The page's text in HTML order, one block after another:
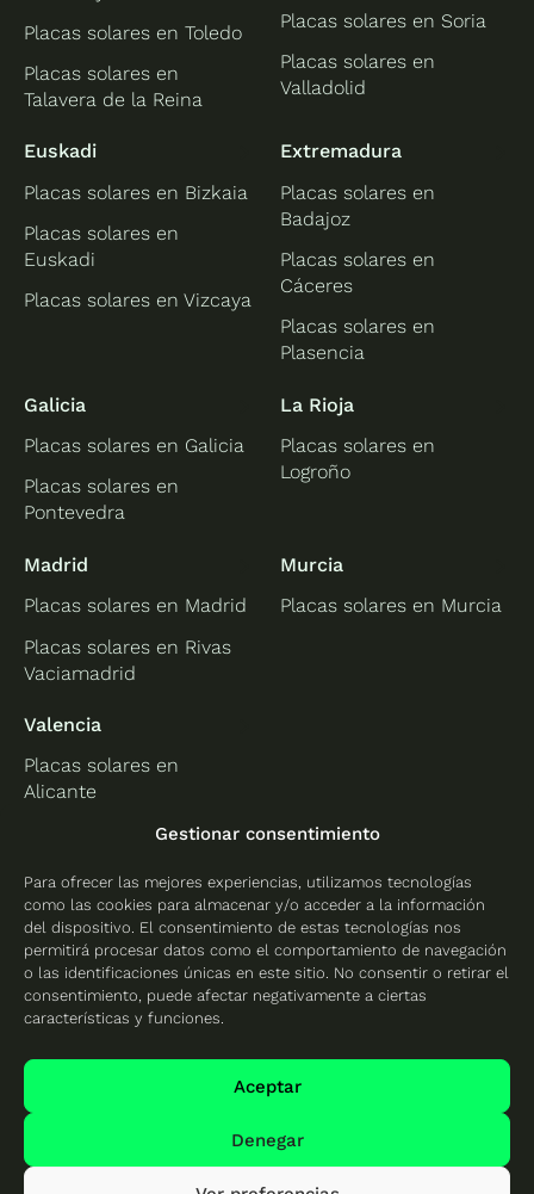
Gestionar consentimiento
Para ofrecer las mejores experiencias, utilizamos tecnologías
como las cookies para almacenar y/o acceder a la información
del dispositivo. El consentimiento de estas tecnologías nos
permitirá procesar datos como el comportamiento de navegación
o las identificaciones únicas en este sitio. No consentir o retirar el
consentimiento, puede afectar negativamente a ciertas
características y funciones.
Aceptar
Denegar
Placas solares en Toledo
Placas solares en
Talavera de la Reina
Placas solares en Soria
Placas solares en
Valladolid
Euskadi
Placas solares en Bizkaia
Placas solares en
Euskadi
Placas solares en Vizcaya
Extremadura
Placas solares en
Badajoz
Placas solares en
Cáceres
Placas solares en
Plasencia
Galicia
Placas solares en Galicia
Placas solares en
Pontevedra
La Rioja
Placas solares en
Logroño
Madrid
Placas solares en Madrid
Placas solares en Rivas
Vaciamadrid
Murcia
Placas solares en Murcia
Valencia
Placas solares en
Alicante
Placas solares en
Placas solares en
Valencia
Mapa del sitio